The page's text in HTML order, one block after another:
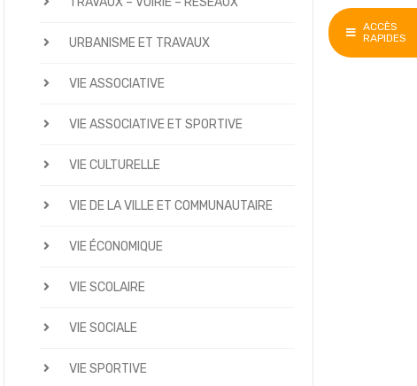
ACCÈS
RAPIDES
URBANISME ET TRAVAUX
VIE ASSOCIATIVE
VIE ASSOCIATIVE ET SPORTIVE
VIE CULTURELLE
VIE DE LA VILLE ET COMMUNAUTAIRE
VIE ÉCONOMIQUE
VIE SCOLAIRE
VIE SOCIALE
VIE SPORTIVE